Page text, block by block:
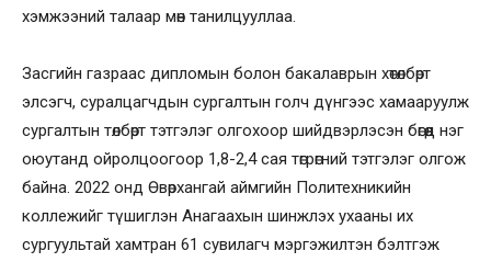
хэмжээний талаар мөн танилцууллаа.
Засгийн газраас дипломын болон бакалаврын хөтөлбөрт
элсэгч, суралцагчдын сургалтын голч дүнгээс хамааруулж
сургалтын төлбөрт тэтгэлэг олгохоор шийдвэрлэсэн бөгөөд нэг
оюутанд ойролцоогоор 1,8-2,4 сая төгрөгний тэтгэлэг олгож
байна. 2022 онд Өвөрхангай аймгийн Политехникийн
коллежийг түшиглэн Анагаахын шинжлэх ухааны их
сургуультай хамтран 61 сувилагч мэргэжилтэн бэлтгэж